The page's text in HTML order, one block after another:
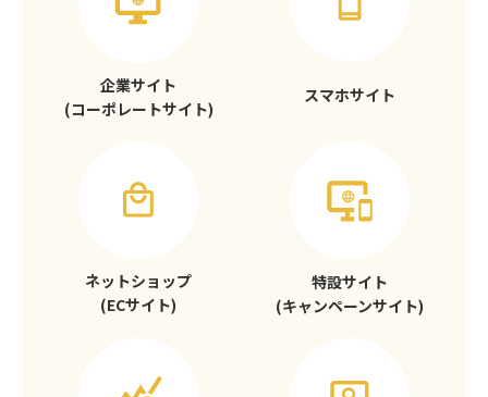
企業サイト
(コーポレートサイト)
スマホサイト
ネットショップ
(ECサイト)
特設サイト
(キャンペーンサイト)